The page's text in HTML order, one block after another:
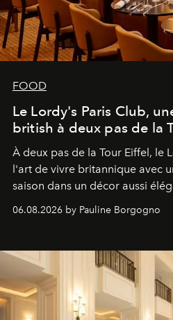
FOOD
Le Lordy's Paris Club,
british à deux pas de la
À deux pas de la Tour Eiffel, le
l'art de vivre britannique avec
saison dans un décor aussi
06.08.2026 by Pauline Borgogno